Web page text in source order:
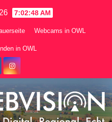
7:02:50 AM
Webcams in OWL
in OWL